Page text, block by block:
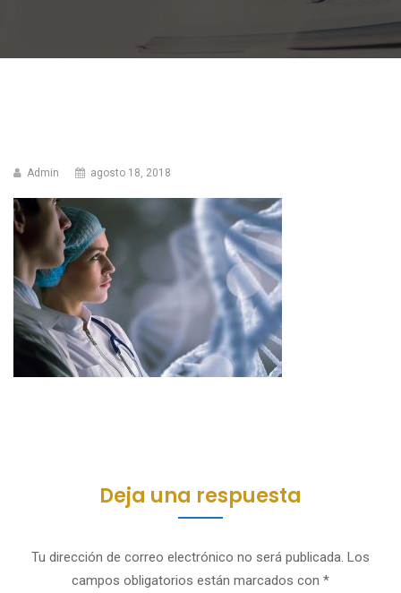
Admin agosto 18, 2018
Deja una respuesta
Tu dirección de correo electrónico no será publicada. Los
campos obligatorios están marcados con *